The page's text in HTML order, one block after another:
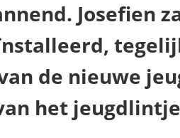
Josefien
de nieuwe
het